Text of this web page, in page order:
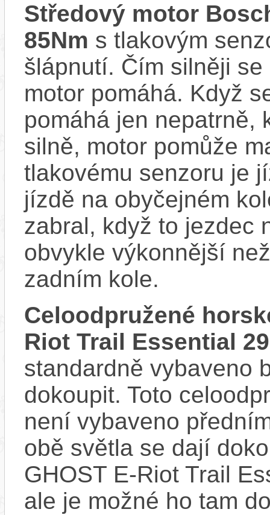
Středový motor
85Nm s tlakovým
šlápnutí. Čím silněji
motor pomáhá. Když
pomáhá jen nepatrně,
silně, motor pomůže
tlakovému senzoru je
jízdě na obyčejném
zabral, když to jezdec
obvykle výkonnější
zadním kole.
Celoodpružené
Riot Trail Essential
standardně vybaveno
dokoupit. Toto
není vybaveno
obě světla se dají
GHOST E-Riot Trail
ale je možné ho tam